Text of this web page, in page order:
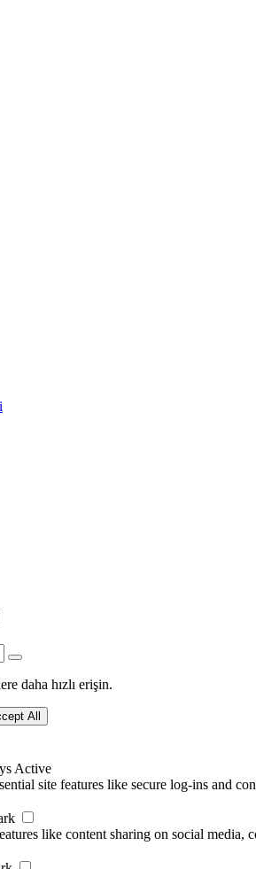
daha hızlı erişin.
All
Active
site features like secure log-ins and
like content sharing on social media,